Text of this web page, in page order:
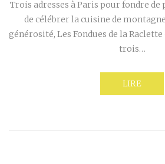
Trois adresses à Paris pour fondre de
de célébrer la cuisine de
générosité, Les Fondues de la
trois…
LIRE